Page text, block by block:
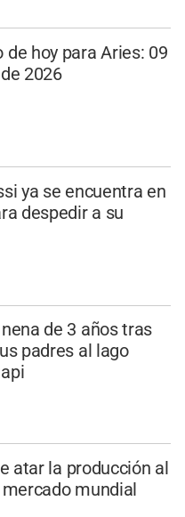
de hoy para Aries: 09
2026
ya se encuentra en
despedir a su
de 3 años tras
padres al lago
atar la producción al
mundial